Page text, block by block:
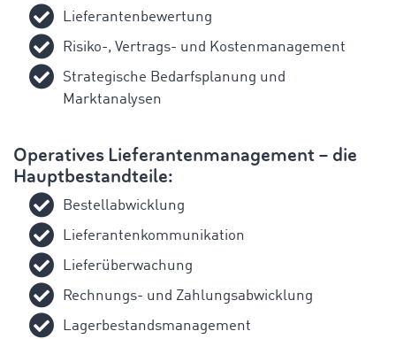
Lieferantenbewertung
Risiko-, Vertrags- und Kostenmanagement
Strategische Bedarfsplanung und
Marktanalysen
Operatives Lieferantenmanagement – die
Hauptbestandteile:
Bestellabwicklung
Lieferantenkommunikation
Lieferüberwachung
Rechnungs- und Zahlungsabwicklung
Lagerbestandsmanagement